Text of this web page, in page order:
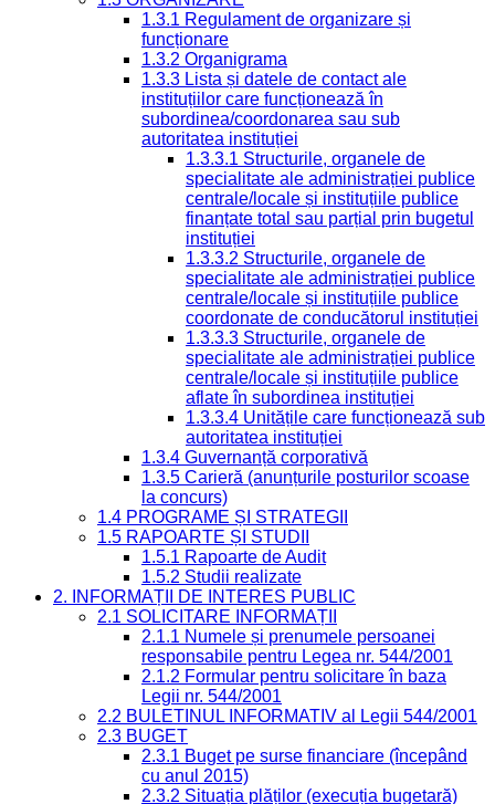
1.3.1 Regulament de organizare și
funcționare
1.3.2 Organigrama
1.3.3 Lista și datele de contact ale
instituțiilor care funcționează în
subordinea/coordonarea sau sub
autoritatea instituției
1.3.3.1 Structurile, organele de
specialitate ale administrației publice
centrale/locale și instituțiile publice
finanțate total sau parțial prin bugetul
instituției
1.3.3.2 Structurile, organele de
specialitate ale administrației publice
centrale/locale și instituțiile publice
coordonate de conducătorul instituției
1.3.3.3 Structurile, organele de
specialitate ale administrației publice
centrale/locale și instituțiile publice
aflate în subordinea instituției
1.3.3.4 Unitățile care funcționează sub
autoritatea instituției
1.3.4 Guvernanță corporativă
1.3.5 Carieră (anunțurile posturilor scoase
la concurs)
1.4 PROGRAME ȘI STRATEGII
1.5 RAPOARTE ȘI STUDII
1.5.1 Rapoarte de Audit
1.5.2 Studii realizate
2. INFORMAȚII DE INTERES PUBLIC
2.1 SOLICITARE INFORMAȚII
2.1.1 Numele și prenumele persoanei
responsabile pentru Legea nr. 544/2001
2.1.2 Formular pentru solicitare în baza
Legii nr. 544/2001
2.2 BULETINUL INFORMATIV al Legii 544/2001
2.3 BUGET
2.3.1 Buget pe surse financiare (începând
cu anul 2015)
2.3.2 Situația plăților (execuția bugetară)